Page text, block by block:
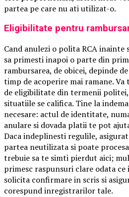
partea pe care nu ati utilizat-o.
Eligibilitate pentru
Cand anulezi o polita RCA inainte
sa primesti inapoi o parte din
rambursarea, de obicei, depinde
timp de acoperire mai ramane.
de eligibilitate din termenii
situatiile se califica. Tine la
necesare: actul de identitate,
anulare si dovada platii te pot
Daca indeplinesti regulile,
partea neutilizata si poate
trebuie sa te simti pierdut aici;
primesc raspunsuri clare odata ce
solicita confirmare in scris si
corespund inregistrarilor tale.